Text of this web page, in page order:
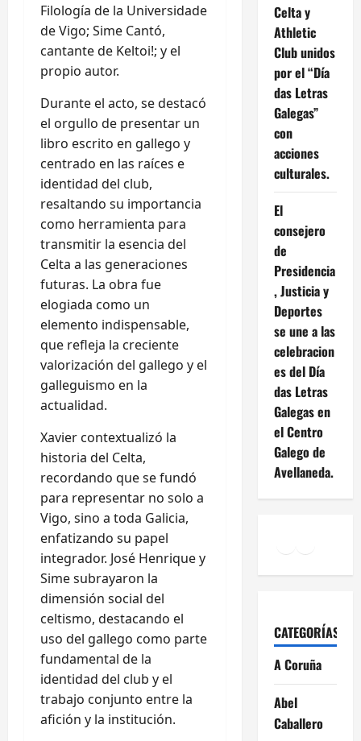
Filología de la Universidade
de Vigo; Sime Cantó,
cantante de Keltoi!; y el
propio autor.
Durante el acto, se destacó
el orgullo de presentar un
libro escrito en gallego y
centrado en las raíces e
identidad del club,
resaltando su importancia
como herramienta para
transmitir la esencia del
Celta a las generaciones
futuras. La obra fue
elogiada como un
elemento indispensable,
que refleja la creciente
valorización del gallego y el
galleguismo en la
actualidad.
Xavier contextualizó la
historia del Celta,
recordando que se fundó
para representar no solo a
Vigo, sino a toda Galicia,
enfatizando su papel
integrador. José Henrique y
Sime subrayaron la
dimensión social del
celtismo, destacando el
uso del gallego como parte
fundamental de la
identidad del club y el
trabajo conjunto entre la
afición y la institución.
Celta y
Athletic
Club unidos
por el “Día
das Letras
Galegas”
con
acciones
culturales.
El
consejero
de
Presidencia
, Justicia y
Deportes
se une a las
celebracion
es del Día
das Letras
Galegas en
el Centro
Galego de
Avellaneda.
CATEGORÍAS
A Coruña
Abel
Caballero